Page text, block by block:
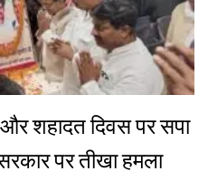
शहादत दिवस पर सपा
पर तीखा हमला